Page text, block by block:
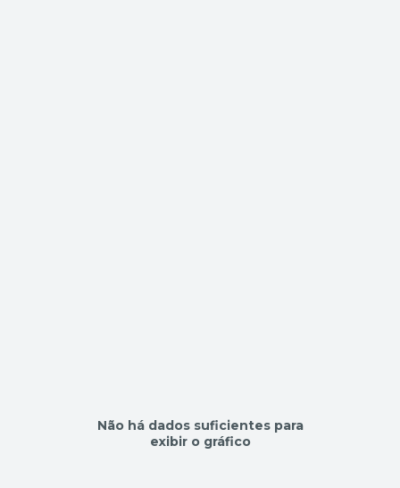
Não há dados suficientes para
exibir o gráfico